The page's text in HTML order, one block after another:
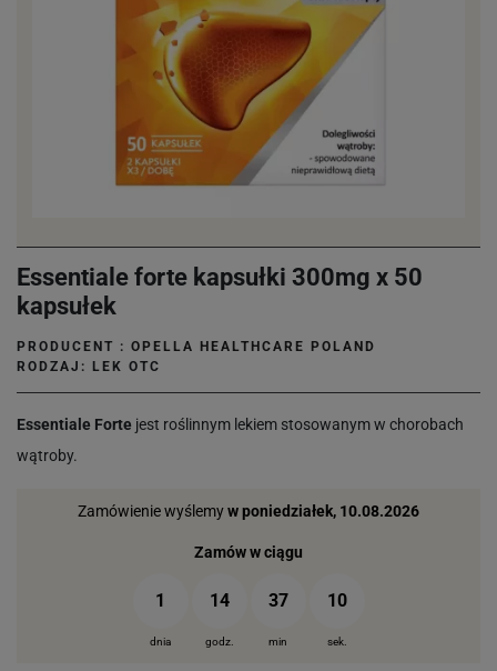
Essentiale forte kapsułki 300mg x 50
kapsułek
PRODUCENT : OPELLA HEALTHCARE POLAND
RODZAJ: LEK OTC
Essentiale Forte jest roślinnym lekiem stosowanym w chorobach
wątroby.
Zamówienie wyślemyw poniedziałek, 10.08.2026
Zamów w ciągu
1 14 37 09
dnia godz. min sek.